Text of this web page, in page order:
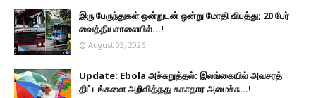
இரு ப‍ேருந்துகள் ஒன்றுடன் ஒன்று மோதி விபத்து; 20 பேர்
வைத்தியசாலையில்...!
August 03, 2026
Update: Ebola அச்சுறுத்தல்: இலங்கையில் அவசரத்
திட்டங்களை அறிவித்தது சுகாதார அமைச்சு...!